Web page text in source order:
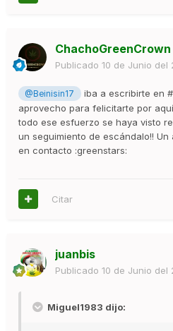
ChachoGreenCrown
Publicado 10 de Junio del
@Beinisin17
iba a escribirte en
aprovecho para felicitarte por
todo ese esfuerzo se haya visto
un seguimiento de escándalo!!
en contacto :greenstars:
Citar
juanbis
Publicado 10 de Junio del
Miguel1983 dijo: